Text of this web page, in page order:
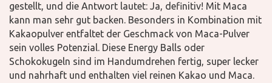
Kontakt
Downloads
gestellt, und die Antwort lautet: Ja, definitiv! Mit Maca
kann man sehr gut backen. Besonders in Kombination mit
Kakaopulver entfaltet der Geschmack von Maca-Pulver
sein volles Potenzial. Diese Energy Balls oder
Schokokugeln sind im Handumdrehen fertig, super lecker
und nahrhaft und enthalten viel reinen Kakao und Maca.